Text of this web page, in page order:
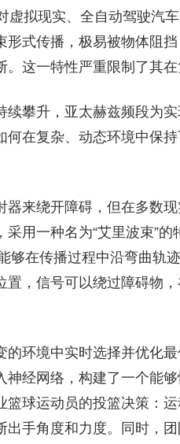
虚拟现实、全自动驾驶汽
形式传播，极易被物体阻
这一特性严重限制了其在
续攀升，亚太赫兹频段为
何在复杂、动态环境中保
器来绕开障碍，但在多数
用一种名为“艾里波束”
够在传播过程中沿弯曲轨
置，信号可以绕过障碍物
的环境中实时选择并优化
神经网络，构建了一个能
篮球运动员的投篮决策：
手角度和力度。同时，